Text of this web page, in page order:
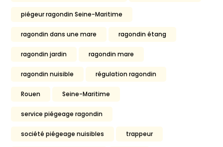
piégeur ragondin Seine-Maritime
ragondin dans une mare ragondin étang
ragondin jardin ragondin mare
ragondin nuisible régulation ragondin
Rouen Seine-Maritime
service piégeage ragondin
société piégeage nuisibles trappeur